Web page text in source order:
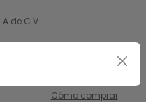
de C.V.
Cómo comprar